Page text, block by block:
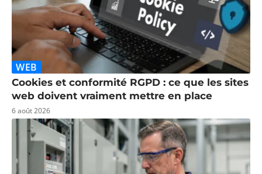
WEB
Cookies et conformité RGPD : ce que les sites
web doivent vraiment mettre en place
6 août 2026